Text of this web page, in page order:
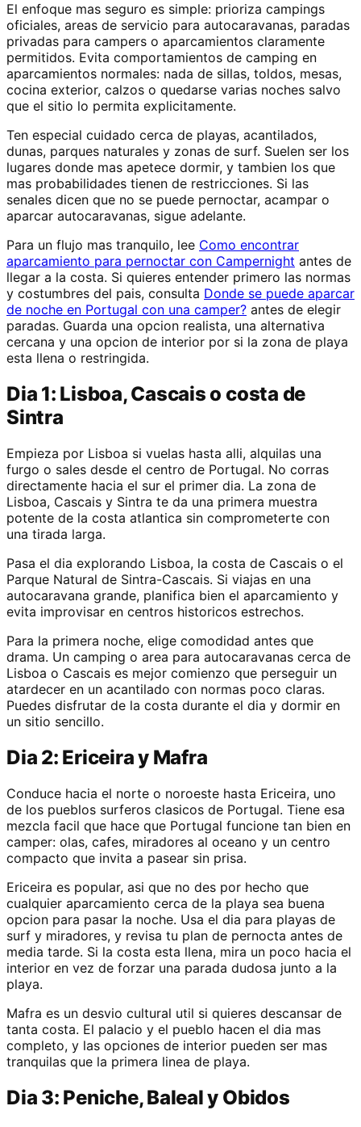
El enfoque mas seguro es simple: prioriza campings
oficiales, areas de servicio para autocaravanas, paradas
privadas para campers o aparcamientos claramente
permitidos. Evita comportamientos de camping en
aparcamientos normales: nada de sillas, toldos, mesas,
cocina exterior, calzos o quedarse varias noches salvo
que el sitio lo permita explicitamente.
Ten especial cuidado cerca de playas, acantilados,
dunas, parques naturales y zonas de surf. Suelen ser los
lugares donde mas apetece dormir, y tambien los que
mas probabilidades tienen de restricciones. Si las
senales dicen que no se puede pernoctar, acampar o
aparcar autocaravanas, sigue adelante.
Para un flujo mas tranquilo, lee Como encontrar
aparcamiento para pernoctar con Campernight antes de
llegar a la costa. Si quieres entender primero las normas
y costumbres del pais, consulta Donde se puede aparcar
de noche en Portugal con una camper? antes de elegir
paradas. Guarda una opcion realista, una alternativa
cercana y una opcion de interior por si la zona de playa
esta llena o restringida.
Dia 1: Lisboa, Cascais o costa de
Sintra
Empieza por Lisboa si vuelas hasta alli, alquilas una
furgo o sales desde el centro de Portugal. No corras
directamente hacia el sur el primer dia. La zona de
Lisboa, Cascais y Sintra te da una primera muestra
potente de la costa atlantica sin comprometerte con
una tirada larga.
Pasa el dia explorando Lisboa, la costa de Cascais o el
Parque Natural de Sintra-Cascais. Si viajas en una
autocaravana grande, planifica bien el aparcamiento y
evita improvisar en centros historicos estrechos.
Para la primera noche, elige comodidad antes que
drama. Un camping o area para autocaravanas cerca de
Lisboa o Cascais es mejor comienzo que perseguir un
atardecer en un acantilado con normas poco claras.
Puedes disfrutar de la costa durante el dia y dormir en
un sitio sencillo.
Dia 2: Ericeira y Mafra
Conduce hacia el norte o noroeste hasta Ericeira, uno
de los pueblos surferos clasicos de Portugal. Tiene esa
mezcla facil que hace que Portugal funcione tan bien en
camper: olas, cafes, miradores al oceano y un centro
compacto que invita a pasear sin prisa.
Ericeira es popular, asi que no des por hecho que
cualquier aparcamiento cerca de la playa sea buena
opcion para pasar la noche. Usa el dia para playas de
surf y miradores, y revisa tu plan de pernocta antes de
media tarde. Si la costa esta llena, mira un poco hacia el
interior en vez de forzar una parada dudosa junto a la
playa.
Mafra es un desvio cultural util si quieres descansar de
tanta costa. El palacio y el pueblo hacen el dia mas
completo, y las opciones de interior pueden ser mas
tranquilas que la primera linea de playa.
Dia 3: Peniche, Baleal y Obidos